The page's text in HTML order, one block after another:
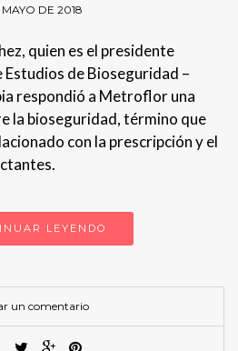
DE 2018
quien es el presidente
de Bioseguridad –
respondió a Metroflor una
la bioseguridad, término que
con la prescripción y el
LEYENDO
un comentario